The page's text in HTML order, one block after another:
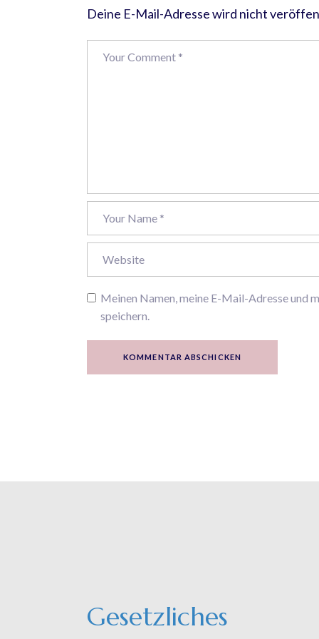
Deine E-Mail-Adresse wird nicht
Meinen Namen, meine E-Mail-Adresse und
speichern.
KOMMENTAR ABSCHICKEN
Gesetzliches